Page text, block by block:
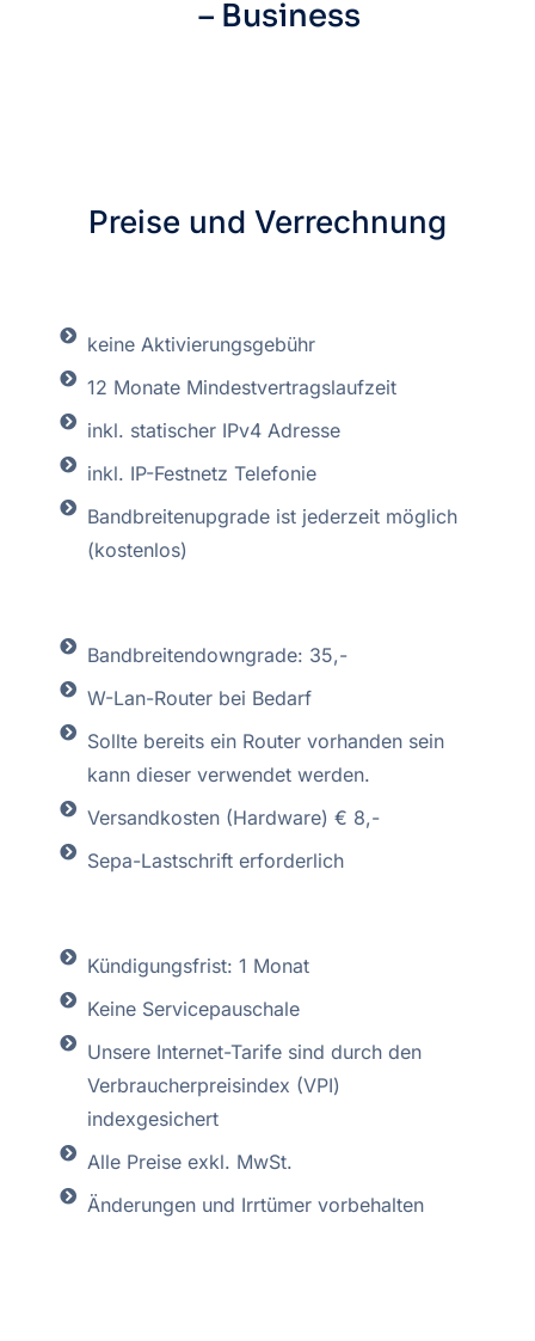
– Business
Preise und Verrechnung
keine Aktivierungsgebühr
12 Monate Mindestvertragslaufzeit
inkl. statischer IPv4 Adresse
inkl. IP-Festnetz Telefonie
Bandbreitenupgrade ist jederzeit möglich
(kostenlos)
Bandbreitendowngrade: 35,-
W-Lan-Router bei Bedarf
Sollte bereits ein Router vorhanden sein
kann dieser verwendet werden.
Versandkosten (Hardware) € 8,-
Sepa-Lastschrift erforderlich
Kündigungsfrist: 1 Monat
Keine Servicepauschale
Unsere Internet-Tarife sind durch den
Verbraucherpreisindex (VPI)
indexgesichert
Alle Preise exkl. MwSt.
Änderungen und Irrtümer vorbehalten